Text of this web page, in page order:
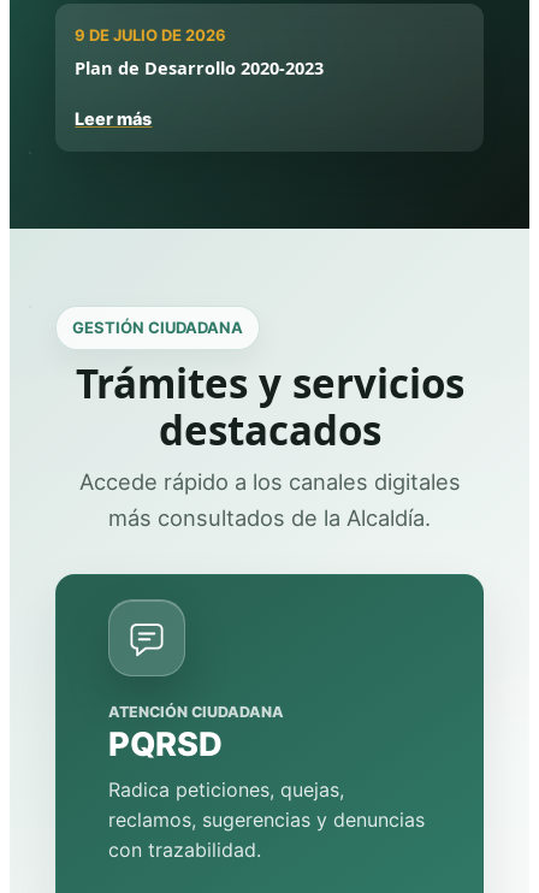
9 DE JULIO DE 2026
Plan de Desarrollo 2020-2023
Leer más
GESTIÓN CIUDADANA
Trámites y servicios
destacados
Accede rápido a los canales digitales
más consultados de la Alcaldía.
ATENCIÓN CIUDADANA
PQRSD
Radica peticiones, quejas,
reclamos, sugerencias y denuncias
con trazabilidad.